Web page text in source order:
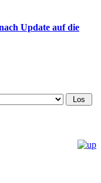
Update auf die